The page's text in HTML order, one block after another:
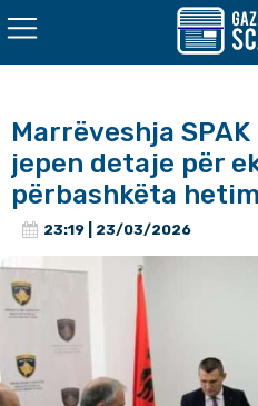
Marrëveshja SPAK
jepen detaje për
përbashkëta
23:19 | 23/03/2026